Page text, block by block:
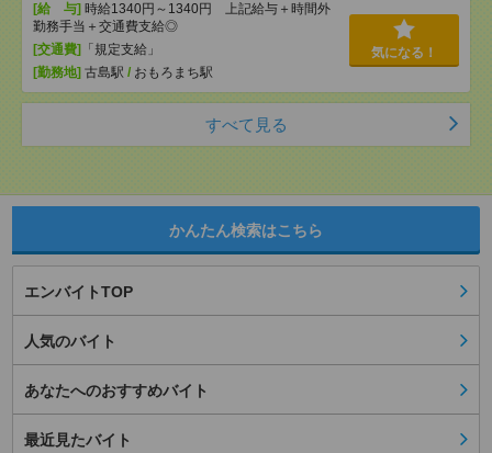
[給 与] 時給1340円～1340円 上記給与＋時間外
勤務手当＋交通費支給◎
[交通費]
「規定支給」
[勤務地] 古島駅 / おもろまち駅
気になる！
すべて見る
かんたん検索はこちら
エンバイトTOP
人気のバイト
あなたへのおすすめバイト
最近見たバイト